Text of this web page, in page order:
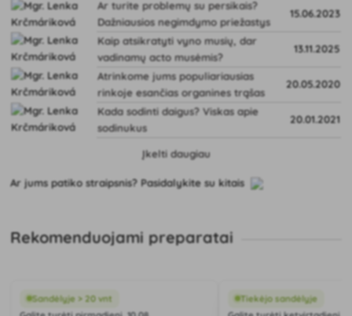
Ar turite problemų su persikais?
Dažniausios negimdymo priežastys
15.06.2023
Kaip atsikratyti vyno musių, dar
vadinamų acto musėmis?
13.11.2025
Atrinkome jums populiariausias
rinkoje esančias organines trąšas
20.05.2020
Kada sodinti daigus? Viskas apie
sodinukus
20.01.2021
Įkelti daugiau
Ar jums patiko straipsnis? Pasidalykite su kitais
Rekomenduojami preparatai
Sandėlyje > 20 vnt
Tiekėjo sandėlyje